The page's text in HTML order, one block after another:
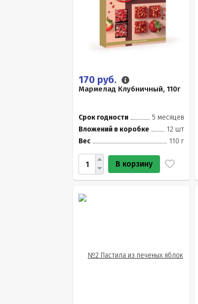
170 руб.
Мармелад Клубничный, 110г
Срок годности
5 месяцев
Вложений в коробке
12 шт
Вес
110 г
В корзину